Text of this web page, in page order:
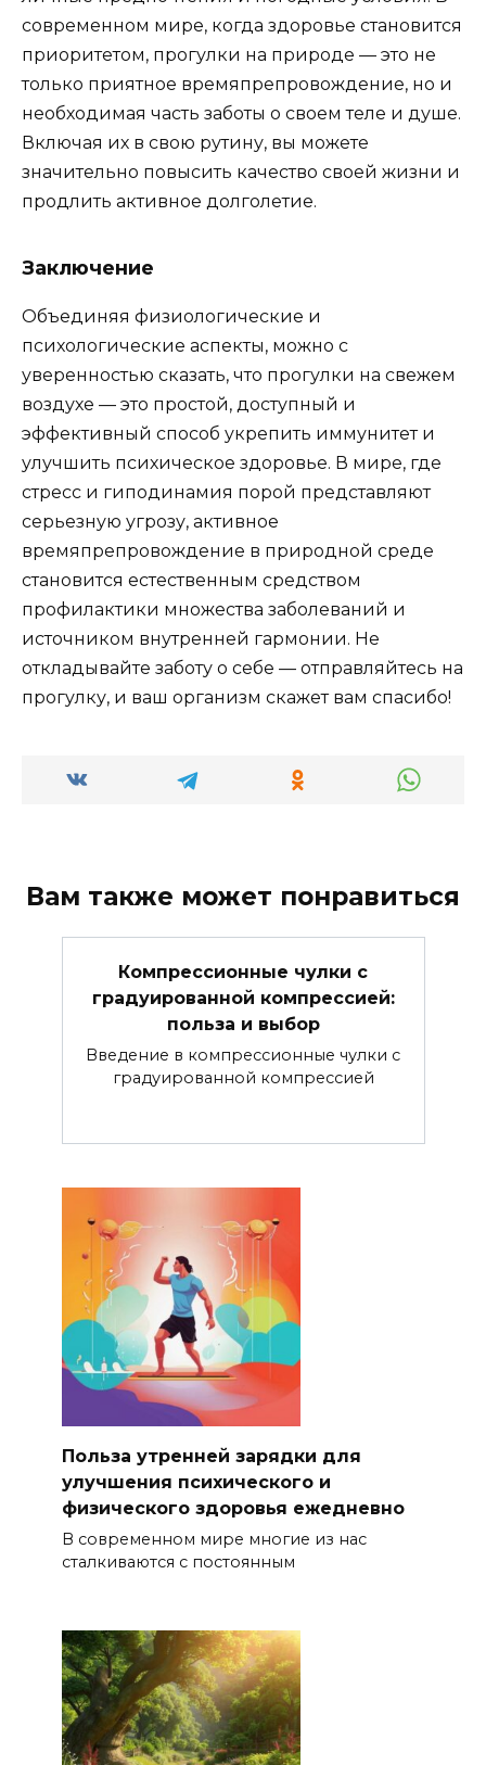
современном мире, когда здоровье становится
приоритетом, прогулки на природе — это не
только приятное времяпрепровождение, но и
необходимая часть заботы о своем теле и душе.
Включая их в свою рутину, вы можете
значительно повысить качество своей жизни и
продлить активное долголетие.
Заключение
Объединяя физиологические и
психологические аспекты, можно с
уверенностью сказать, что прогулки на свежем
воздухе — это простой, доступный и
эффективный способ укрепить иммунитет и
улучшить психическое здоровье. В мире, где
стресс и гиподинамия порой представляют
серьезную угрозу, активное
времяпрепровождение в природной среде
становится естественным средством
профилактики множества заболеваний и
источником внутренней гармонии. Не
откладывайте заботу о себе — отправляйтесь на
прогулку, и ваш организм скажет вам спасибо!
Вам также может понравиться
Компрессионные чулки с
градуированной компрессией:
польза и выбор
Введение в компрессионные чулки с
градуированной компрессией
Польза утренней зарядки для
улучшения психического и
физического здоровья ежедневно
В современном мире многие из нас
сталкиваются с постоянным